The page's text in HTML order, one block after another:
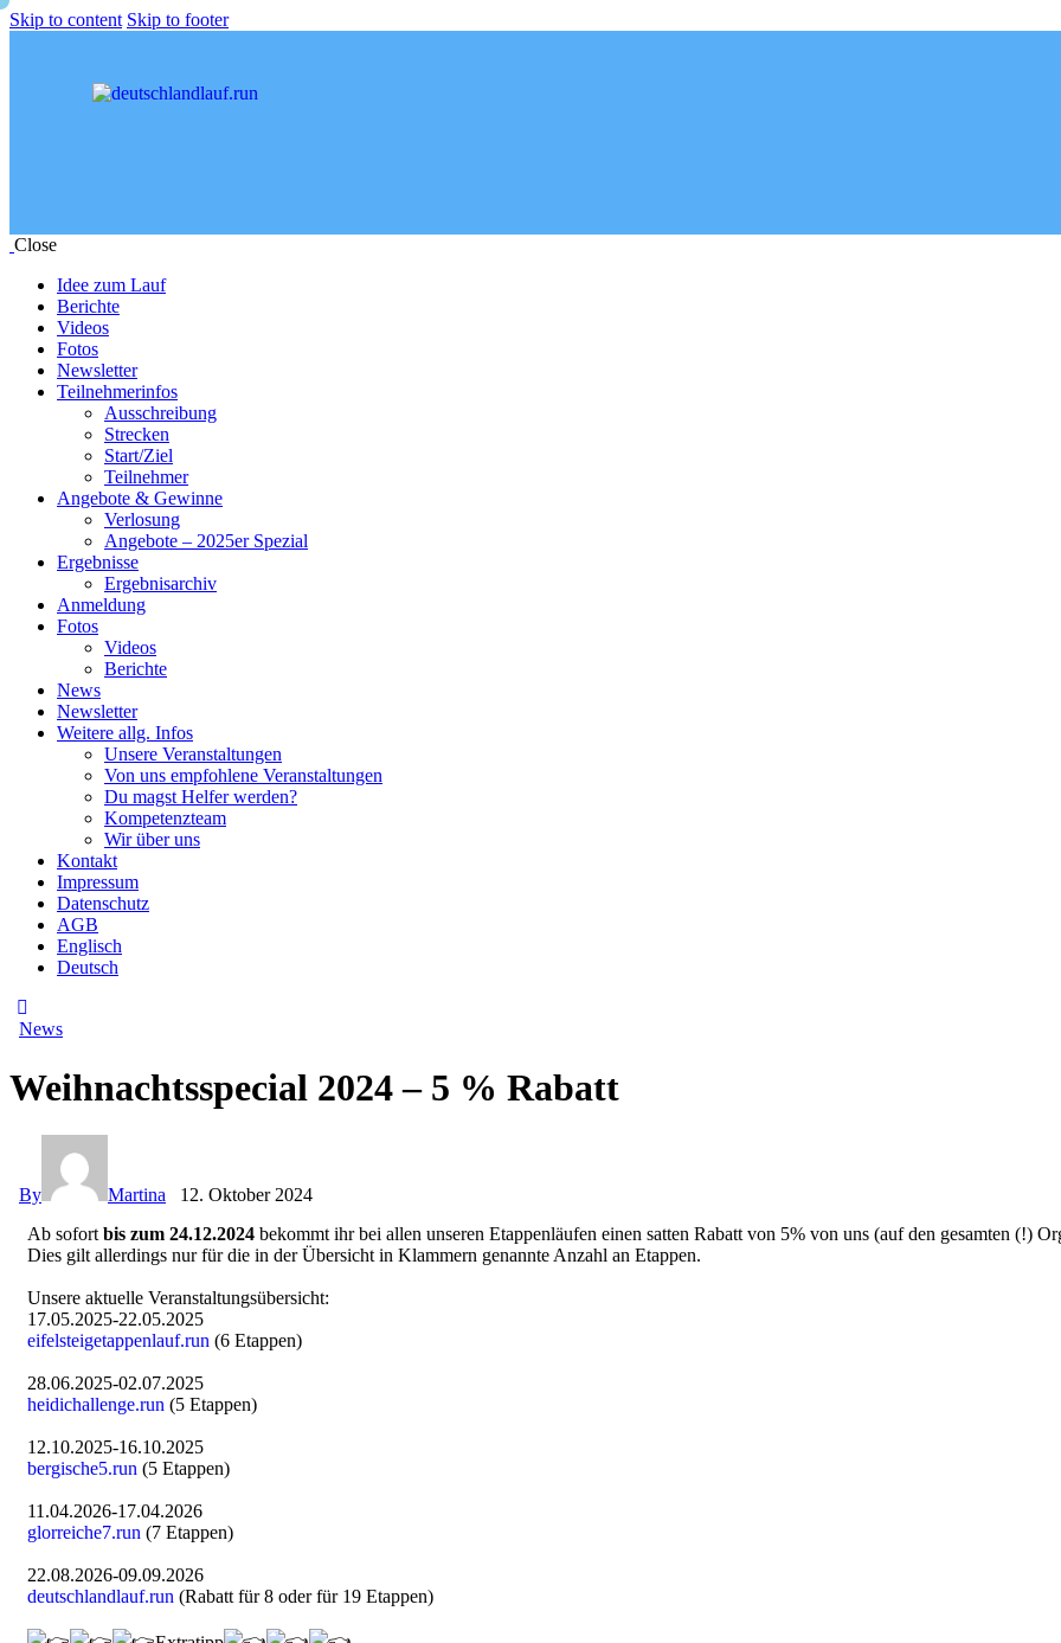
Skip to content Skip to footer
Close
Idee zum Lauf
Berichte
Videos
Fotos
Newsletter
Teilnehmerinfos
Ausschreibung
Strecken
Start/Ziel
Teilnehmer
Angebote & Gewinne
Verlosung
Angebote – 2025er Spezial
Ergebnisse
Ergebnisarchiv
Anmeldung
Fotos
Videos
Berichte
News
Newsletter
Weitere allg. Infos
Unsere Veranstaltungen
Von uns empfohlene Veranstaltungen
Du magst Helfer werden?
Kompetenzteam
Wir über uns
Kontakt
Impressum
Datenschutz
AGB
Englisch
Deutsch
News
Weihnachtsspecial 2024 – 5 % Rabatt
By Martina
12. Oktober 2024
Ab sofort bis zum 24.12.2024 bekommt ihr bei allen unseren Etappenläufen einen satten Rabatt von 5% von uns (auf den gesamten (!)
Dies gilt allerdings nur für die in der Übersicht in Klammern genannte Anzahl an Etappen.
Unsere aktuelle Veranstaltungsübersicht:
17.05.2025-22.05.2025
eifelsteigetappenlauf.run (6 Etappen)
28.06.2025-02.07.2025
heidichallenge.run (5 Etappen)
12.10.2025-16.10.2025
bergische5.run (5 Etappen)
11.04.2026-17.04.2026
glorreiche7.run (7 Etappen)
22.08.2026-09.09.2026
deutschlandlauf.run (Rabatt für 8 oder für 19 Etappen)